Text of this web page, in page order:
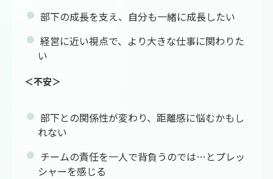
部下の成長を支え、自分も一緒に成長したい
経営に近い視点で、より大きな仕事に関わりた
い
＜不安＞
部下との関係性が変わり、距離感に悩むかもし
れない
チームの責任を一人で背負うのでは…とプレッ
シャーを感じる